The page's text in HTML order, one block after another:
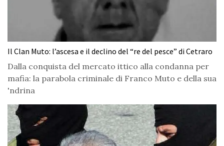
Il Clan Muto: l’ascesa e il declino del “re del pesce” di Cetraro
Dalla conquista del mercato ittico alla condanna per
mafia: la parabola criminale di Franco Muto e della sua
'ndrina